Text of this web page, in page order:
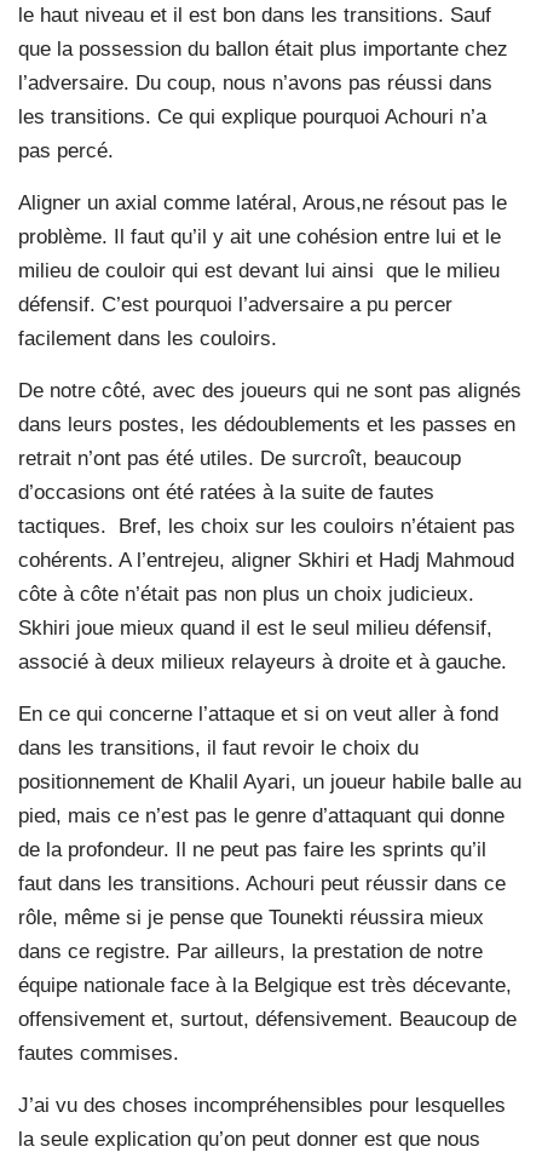
le haut niveau et il est bon dans les transitions. Sauf
que la possession du ballon était plus importante chez
l’adversaire. Du coup, nous n’avons pas réussi dans
les transitions. Ce qui explique pourquoi Achouri n’a
pas percé.
Aligner un axial comme latéral, Arous,ne résout pas le
problème. Il faut qu’il y ait une cohésion entre lui et le
milieu de couloir qui est devant lui ainsi que le milieu
défensif. C’est pourquoi l’adversaire a pu percer
facilement dans les couloirs.
De notre côté, avec des joueurs qui ne sont pas alignés
dans leurs postes, les dédoublements et les passes en
retrait n’ont pas été utiles. De surcroît, beaucoup
d’occasions ont été ratées à la suite de fautes
tactiques.
Bref, les choix sur les couloirs n’étaient pas
cohérents. A l’entrejeu, aligner Skhiri et Hadj Mahmoud
côte à côte n’était pas non plus un choix judicieux.
Skhiri joue mieux quand il est le seul milieu défensif,
associé à deux milieux relayeurs à droite et à gauche.
En ce qui concerne l’attaque et si on veut aller à fond
dans les transitions, il faut revoir le choix du
positionnement de Khalil Ayari, un joueur habile balle au
pied, mais ce n’est pas le genre d’attaquant qui donne
de la profondeur. Il ne peut pas faire les sprints qu’il
faut dans les transitions. Achouri peut réussir dans ce
rôle, même si je pense que Tounekti réussira mieux
dans ce registre. Par ailleurs, la prestation de notre
équipe nationale face à la Belgique est très décevante,
offensivement et, surtout, défensivement. Beaucoup de
fautes commises.
J’ai vu des choses incompréhensibles pour lesquelles
la seule explication qu’on peut donner est que nous